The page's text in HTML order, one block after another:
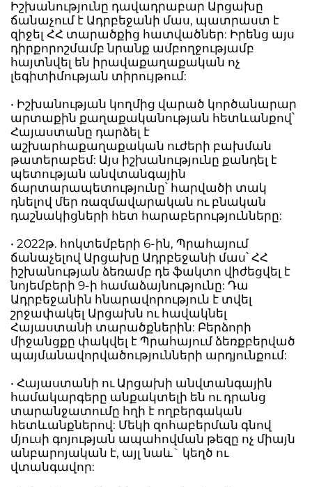
Իշխանությունը դավադրաբար Արցախը
ճանաչում է Ադրբեջանի մաս, պատրաստ է
զիջել ՀՀ տարածքից հատվածներ: Իրենց այս
դիրքորոշմամբ նրանք ամբողջությամբ
հայտնվել են իրավաքաղաքական ոչ
լեգիտիմության տիրույթում:
• Իշխանության կողմից վարած կործանարար
արտաքին քաղաքականության հետևանքով՝
Հայաստանը դարձել է
աշխարհաքաղաքական ուժերի բախման
թատերաբեմ: Այս իշխանությունը քանդել է
պետության անվտանգային
ճարտարապետությունը՝ հարվածի տակ
դնելով մեր ռազմավարական ու բնական
դաշնակիցների հետ հարաբերությունները:
• 2022թ. հոկտեմբերի 6-ին, Պրահայում
ճանաչելով Արցախը Ադրբեջանի մաս՝ ՀՀ
իշխանության ձեռամբ դե ֆակտո վիժեցվել է
նոյեմբերի 9-ի համաձայնությունը: Դա
Ադրբեջանին հնարավորություն է տվել
շրջափակել Արցախն ու հավակնել
Հայաստանի տարածքներին: Բերձորի
միջանցքը փակվել է Պրահայում ձեռքբերված
պայմանավորվածությունների արդյունքում:
• Հայաստանի ու Արցախի անվտանգային
համակարգերը անքակտելի են ու դրանց
տարանջատումը հղի է ողբերգական
հետևանքներով: Մեկի զոհաբերման գնով
մյուսի գոյության ապահովման թեզը ոչ միայն
անբարոյական է, այլ նաև` կեղծ ու
վտանգավոր: